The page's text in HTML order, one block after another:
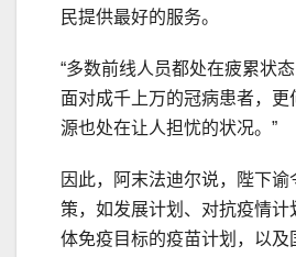
民提供最好的服务。
“多数前线人员都处在疲累状
面对成千上万的冠病患者，更
源也处在让人担忧的状况。”
因此，阿末法迪尔说，陛下
策，如发展计划、对抗疫情计
体免疫目标的疫苗计划，以及